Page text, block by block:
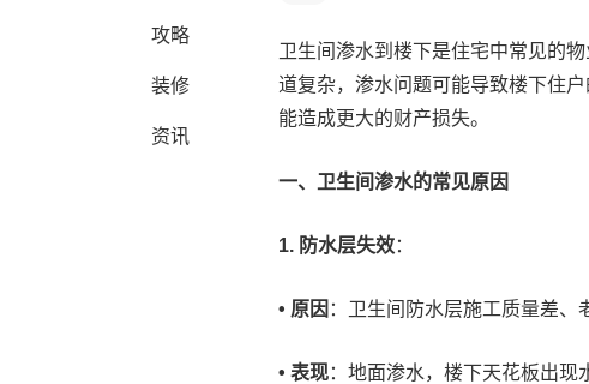
攻略
装修
资讯
卫生间渗水到楼下是住宅中常见的
道复杂，渗水问题可能导致楼下住
能造成更大的财产损失。
一、卫生间渗水的常见原因
1. 防水层失效：
• 原因 ：卫生间防水层施工质量差、
• 表现：地面渗水，楼下天花板出现